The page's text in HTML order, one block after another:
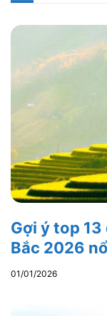
Gợi ý top
Bắc 2026
01/01/2026